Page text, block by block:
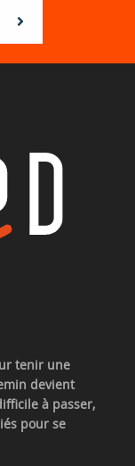
tenir une
devient
à passer,
pour se